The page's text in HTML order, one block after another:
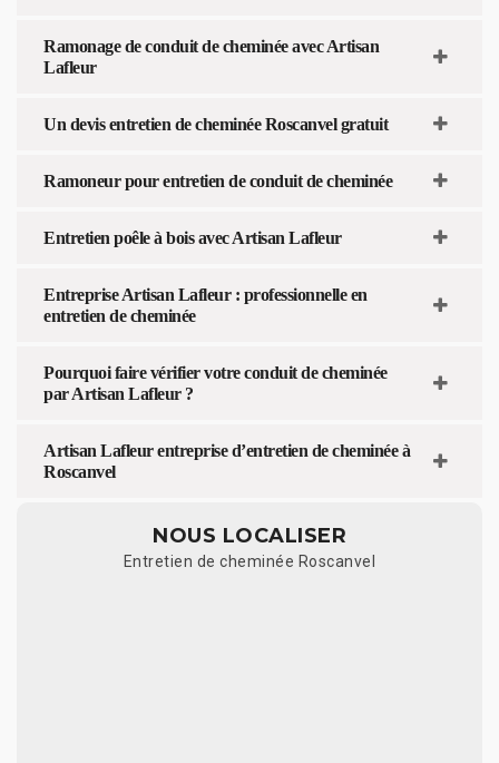
Ramonage de conduit de cheminée avec Artisan
Lafleur
Un devis entretien de cheminée Roscanvel gratuit
Ramoneur pour entretien de conduit de cheminée
Entretien poêle à bois avec Artisan Lafleur
Entreprise Artisan Lafleur : professionnelle en
entretien de cheminée
Pourquoi faire vérifier votre conduit de cheminée
par Artisan Lafleur ?
Artisan Lafleur entreprise d’entretien de cheminée à
Roscanvel
NOUS LOCALISER
Entretien de cheminée Roscanvel